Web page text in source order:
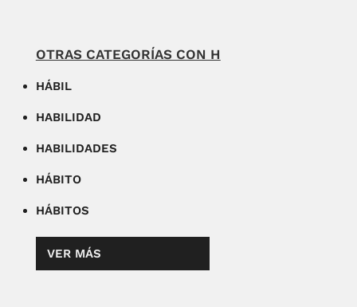
OTRAS CATEGORÍAS CON H
HÁBIL
HABILIDAD
HABILIDADES
HÁBITO
HÁBITOS
VER MÁS